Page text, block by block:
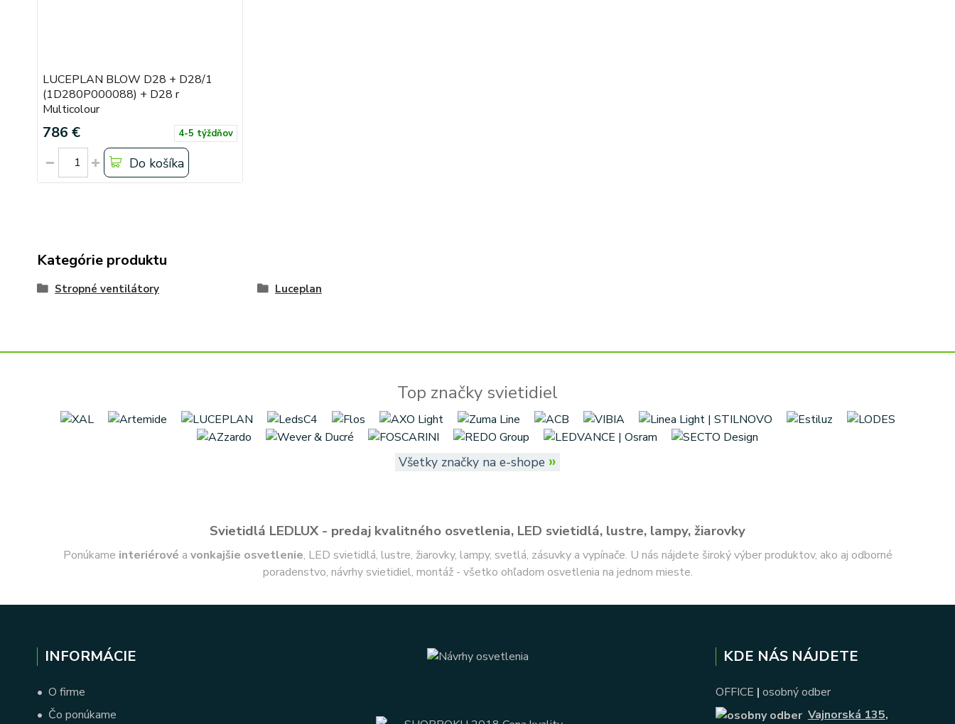
LUCEPLAN BLOW D28 + D28/1
(1D280P000088) + D28 r
Multicolour
786 € 4-5 týždňov
Do košíka
Kategórie produktu
Stropné ventilátory Luceplan
Top značky svietidiel
Všetky značky na e-shope »
Svietidlá LEDLUX - predaj kvalitného osvetlenia, LED svietidlá, lustre, lampy, žiarovky
Ponúkame interiérové a vonkajšie osvetlenie, LED svietidlá, lustre, žiarovky, lampy, svetlá, zásuvky a vypínače. U nás nájdete široký výber produktov, ako aj odborné
poradenstvo, návrhy svietidiel, montáž - všetko ohľadom osvetlenia na jednom mieste.
INFORMÁCIE
• O firme
• Čo ponúkame
KDE NÁS NÁJDETE
OFFICE | osobný odber
Vajnorská 135,